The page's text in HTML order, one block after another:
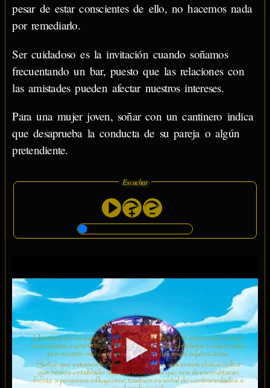
pesar de estar conscientes de ello, no hacemos nada
por remediarlo.
Ser cuidadoso es la invitación cuando soñamos
frecuentando un bar, puesto que las relaciones con
las amistades pueden afectar nuestros intereses.
Para una mujer joven, soñar con un cantinero indica
que desaprueba la conducta de su pareja o algún
pretendiente.
Escuchar